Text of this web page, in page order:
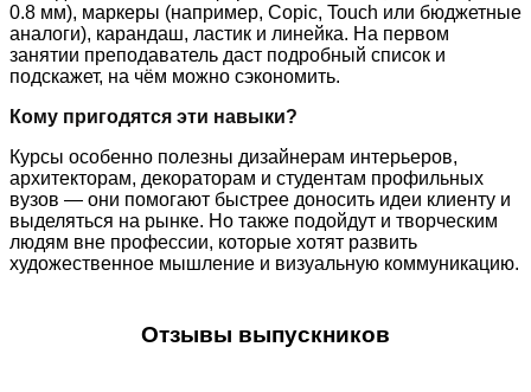
0.8 мм), маркеры (например, Copic, Touch или бюджетные
аналоги), карандаш, ластик и линейка. На первом
занятии преподаватель даст подробный список и
подскажет, на чём можно сэкономить.
Кому пригодятся эти навыки?
Курсы особенно полезны дизайнерам интерьеров,
архитекторам, декораторам и студентам профильных
вузов — они помогают быстрее доносить идеи клиенту и
выделяться на рынке. Но также подойдут и творческим
людям вне профессии, которые хотят развить
художественное мышление и визуальную коммуникацию.
Отзывы выпускников